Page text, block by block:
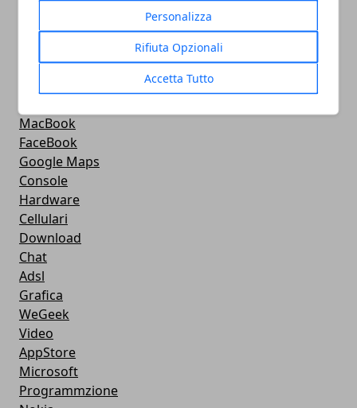
Personalizza
Rifiuta Opzionali
Accetta Tutto
Apple
Streaming
MacBook
FaceBook
Google Maps
Console
Hardware
Cellulari
Download
Chat
Adsl
Grafica
WeGeek
Video
AppStore
Microsoft
Programmzione